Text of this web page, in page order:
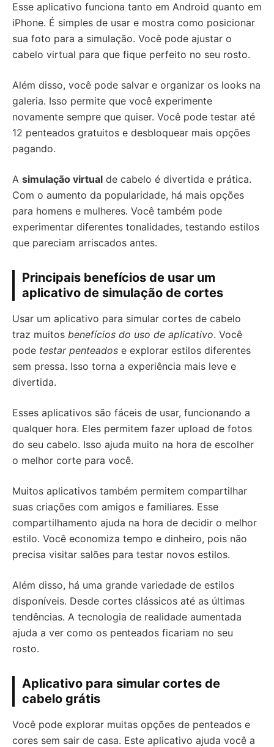
Esse aplicativo funciona tanto em Android quanto em
iPhone. É simples de usar e mostra como posicionar
sua foto para a simulação. Você pode ajustar o
cabelo virtual para que fique perfeito no seu rosto.
Além disso, você pode salvar e organizar os looks na
galeria. Isso permite que você experimente
novamente sempre que quiser. Você pode testar até
12 penteados gratuitos e desbloquear mais opções
pagando.
A simulação virtual de cabelo é divertida e prática.
Com o aumento da popularidade, há mais opções
para homens e mulheres. Você também pode
experimentar diferentes tonalidades, testando estilos
que pareciam arriscados antes.
Principais benefícios de usar um
aplicativo de simulação de cortes
Usar um aplicativo para simular cortes de cabelo
traz muitos benefícios do uso de aplicativo. Você
pode testar penteados e explorar estilos diferentes
sem pressa. Isso torna a experiência mais leve e
divertida.
Esses aplicativos são fáceis de usar, funcionando a
qualquer hora. Eles permitem fazer upload de fotos
do seu cabelo. Isso ajuda muito na hora de escolher
o melhor corte para você.
Muitos aplicativos também permitem compartilhar
suas criações com amigos e familiares. Esse
compartilhamento ajuda na hora de decidir o melhor
estilo. Você economiza tempo e dinheiro, pois não
precisa visitar salões para testar novos estilos.
Além disso, há uma grande variedade de estilos
disponíveis. Desde cortes clássicos até as últimas
tendências. A tecnologia de realidade aumentada
ajuda a ver como os penteados ficariam no seu
rosto.
Aplicativo para simular cortes de
cabelo grátis
Você pode explorar muitas opções de penteados e
cores sem sair de casa. Este aplicativo ajuda você a